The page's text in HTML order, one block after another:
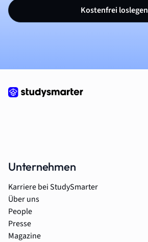
Kostenfrei loslegen
Unternehmen
Karriere bei StudySmarter
Über uns
People
Presse
Magazine